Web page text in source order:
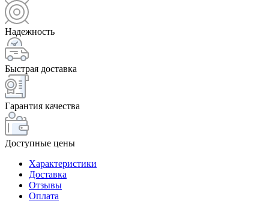
Надежность
Быстрая доставка
Гарантия качества
Доступные цены
Характеристики
Доставка
Отзывы
Оплата